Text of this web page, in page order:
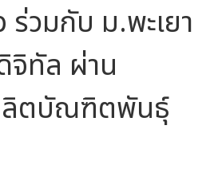
วมกับ ม.พะเยา
จิทัล ผ่าน
ลิตบัณฑิตพันธุ์